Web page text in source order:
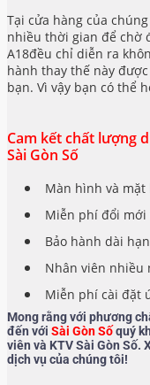
Tại cửa hàng của
nhiều thời gian để chờ
A18đều chỉ diễn ra
hành thay thế này
bạn. Vì vậy bạn có thể
Cam kết chất lượng
Sài Gòn Số
Màn hình và mặt
Miễn phí đổi mới
Bảo hành dài
Nhân viên nhiều
Miễn phí cài đặt
Mong rằng với phương
đến với Sài Gòn Sốquý
viên và KTV Sài Gòn Số.
dịch vụ của chúng tôi!